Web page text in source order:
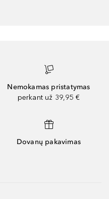
Nemokamas pristatymas
perkant už 39,95 €
Dovanų pakavimas